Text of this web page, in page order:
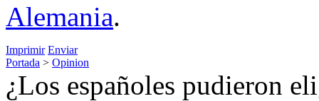
Alemania.
Imprimir Enviar
Portada > Opinion
¿Los españoles pudieron